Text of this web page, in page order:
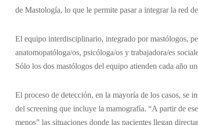
de Mastología, lo que le permite pasar a integrar la red
El equipo interdisciplinario, integrado por mastólogos,
anatomopatóloga/os, psicóloga/os y trabajadora/es
Sólo los dos mastólogos del equipo atienden cada año
El proceso de detección, en la mayoría de los casos, se
del screening que incluye la mamografía. “A partir de
menos” las situaciones donde las pacientes llegan